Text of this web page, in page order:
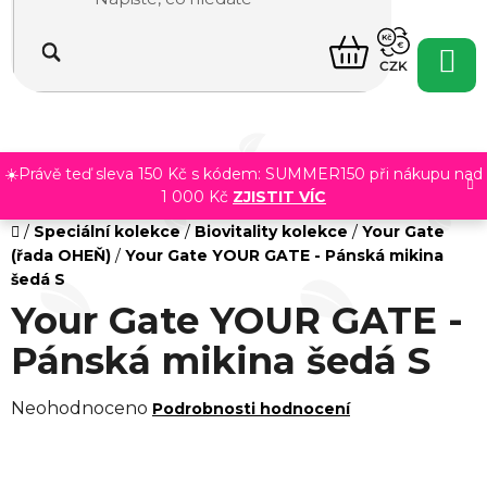
obsah
☀️Právě teď sleva 150 Kč s kódem: SUMMER150 při nákupu nad
1 000 Kč ZJISTIT VÍC
NÁKUPNÍ
KOŠÍK
CZK
Domů
/ Speciální kolekce / Biovitality kolekce / Your Gate
(řada OHEŇ) / Your Gate YOUR GATE - Pánská mikina
šedá S
Your Gate YOUR GATE -
Pánská mikina šedá S
Průměrné
Neohodnoceno Podrobnosti hodnocení